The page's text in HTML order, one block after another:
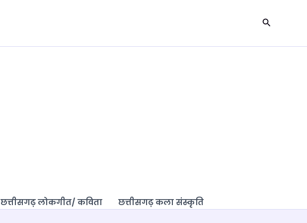
Search
छत्तीसगढ़ लोकगीत/ कविता छत्तीसगढ़ कला संस्कृति